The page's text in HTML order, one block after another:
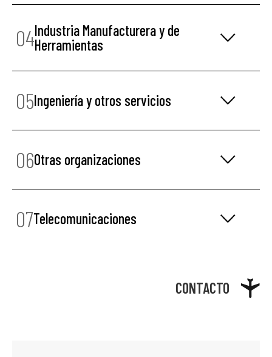
04Industria Manufacturera y de
Herramientas
05Ingeniería y otros servicios
06Otras organizaciones
07Telecomunicaciones
CONTACTO